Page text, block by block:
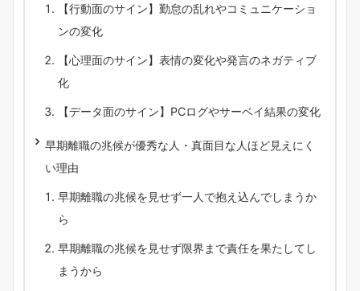
【行動面のサイン】勤怠の乱れやコミュニケーショ
ンの変化
【心理面のサイン】表情の変化や発言のネガティブ
化
【データ面のサイン】PCログやサーベイ結果の変化
早期離職の兆候が優秀な人・真面目な人ほど見えにく
い理由
早期離職の兆候を見せず一人で抱え込んでしまうか
ら
早期離職の兆候を見せず限界まで責任を果たしてし
まうから